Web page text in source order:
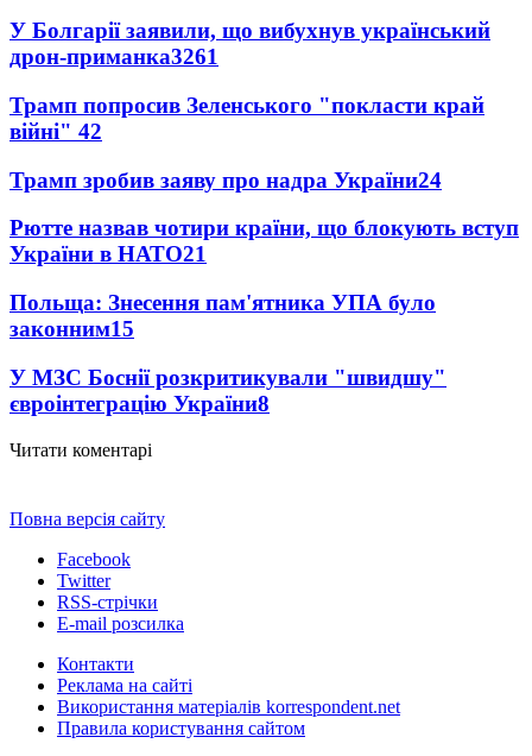
У Болгарії заявили, що вибухнув український
дрон-приманка3261
Трамп попросив Зеленського "покласти край
війні" 42
Трамп зробив заяву про надра України24
Рютте назвав чотири країни, що блокують вступ
України в НАТО21
Польща: Знесення пам'ятника УПА було
законним15
У МЗС Боснії розкритикували "швидшу"
євроінтеграцію України8
Читати коментарі
Повна версія сайту
Facebook
Twitter
RSS-стрічки
E-mail розсилка
Контакти
Реклама на сайті
Використання матеріалів korrespondent.net
Правила користування сайтом